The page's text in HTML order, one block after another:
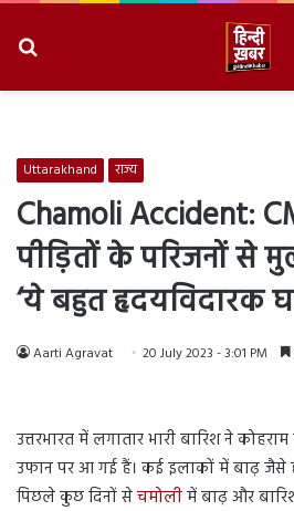
Uttarakhand राज्य
Chamoli Accident:
पीड़ितों के परिजनों से
‘ये बहुत हृदयविदारक
Aarti Agravat 20 July 2023 - 3:01 PM
उत्तरभारत में लगातार भारी बारिश ने
उफान पर आ गई हैं। कई इलाकों में बाढ़ जैसे
पिछले कुछ दिनों सेचमोलीमें बाढ़ और